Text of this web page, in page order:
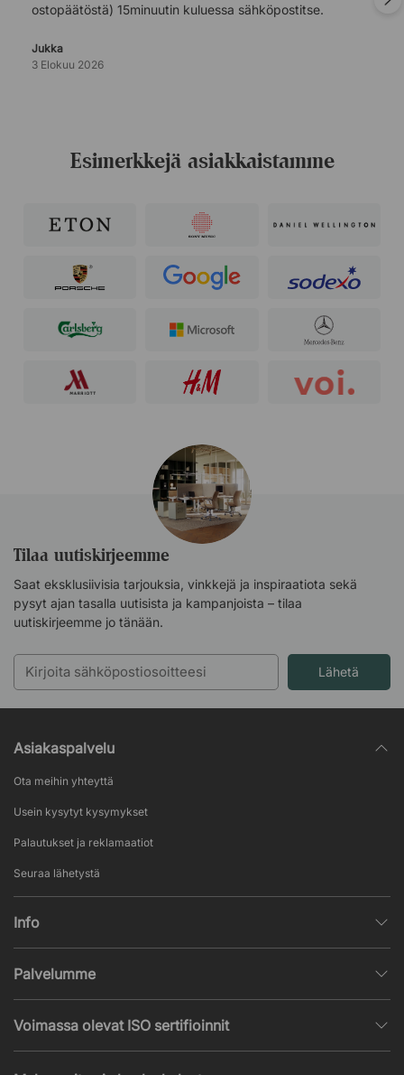
ostopäätöstä) 15minuutin kuluessa sähköpostitse.
Jukka
3 Elokuu 2026
Esimerkkejä asiakkaistamme
Tilaa uutiskirjeemme
Saat eksklusiivisia tarjouksia, vinkkejä ja inspiraatiota sekä
pysyt ajan tasalla uutisista ja kampanjoista – tilaa
uutiskirjeemme jo tänään.
Lähetä
Asiakaspalvelu
Ota meihin yhteyttä
Usein kysytyt kysymykset
Palautukset ja reklamaatiot
Seuraa lähetystä
Info
Suosittuja sivuja
Palvelumme
Voimassa olevat ISO sertifioinnit